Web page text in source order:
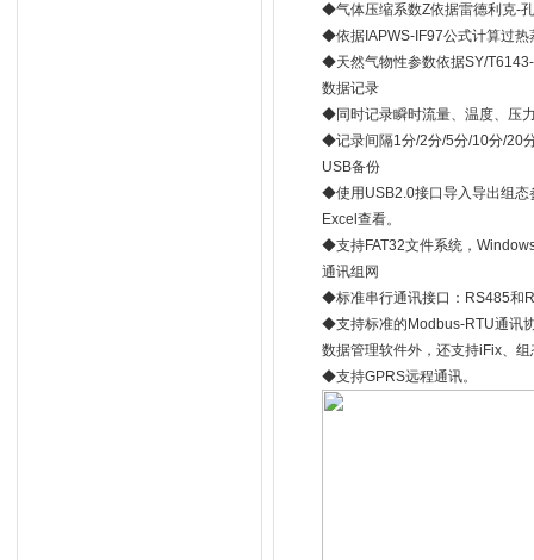
◆气体压缩系数Z依据雷德利克-
◆依据IAPWS-IF97公式计算过热
◆天然气物性参数依据SY/
数据记录
◆同时记录瞬时流量、温度、压
◆记录间隔1分/2分/5分/10分/20
USB备份
◆使用USB2.0接口导入导出组态
Excel查看。
◆支持FAT32文件系统，
通讯组网
◆标准串行通讯接口：RS485和
◆支持标准的Modbus-RTU通讯
数据管理软件外，还支持iFix、
◆支持GPRS远程通讯。